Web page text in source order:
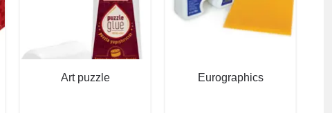
Art puzzle Eurographics